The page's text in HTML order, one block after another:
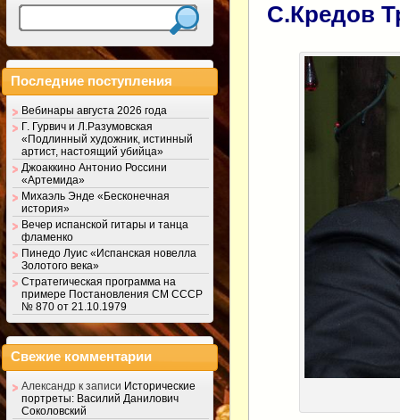
С.Кредов
Последние поступления
Вебинары августа 2026 года
Г. Гурвич и Л.Разумовская
«Подлинный художник, истинный
артист, настоящий убийца»
Джоаккино Антонио Россини
«Артемида»
Михаэль Энде «Бесконечная
история»
Вечер испанской гитары и танца
фламенко
Пинедо Луис «Испанская новелла
Золотого века»
Стратегическая программа на
примере Постановления СМ СССР
№ 870 от 21.10.1979
Свежие комментарии
Александр к записи Исторические
портреты: Василий Данилович
Соколовский